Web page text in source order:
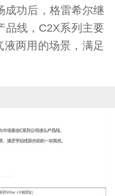
成功后，格雷希尔继
品线，C2X系列主要
两用的场景，满足